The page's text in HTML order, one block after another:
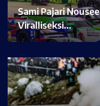
Sami Pajari
Viralliseksi…